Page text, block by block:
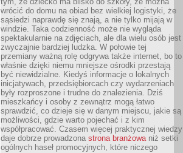
wrócić do domu na obiad bez wielkiej logistyki, że
sąsiedzi naprawdę się znają, a nie tylko mijają w
windzie. Taka codzienność może nie wygląda
spektakularnie na zdjęciach, ale dla wielu osób jest
zwyczajnie bardziej ludzka. W połowie tej
przemiany ważną rolę odgrywa także internet, bo to
właśnie dzięki niemu mniejsze ośrodki przestają
być niewidzialne. Kiedyś informacje o lokalnych
inicjatywach, przedsiębiorcach czy wydarzeniach
były rozproszone i trudne do znalezienia. Dziś
mieszkańcy i osoby z zewnątrz mogą łatwo
sprawdzić, co dzieje się w danym miejscu, jakie są
możliwości, gdzie warto pojechać i z kim
współpracować. Czasem więcej praktycznej wiedzy
daje dobrze prowadzona strona branżowaniż setki
ogólnych haseł promocyjnych, które niczego